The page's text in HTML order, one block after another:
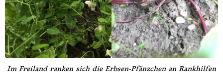
Im Freiland ranken sich die Erbsen-Pfänzchen an Rankhilfen